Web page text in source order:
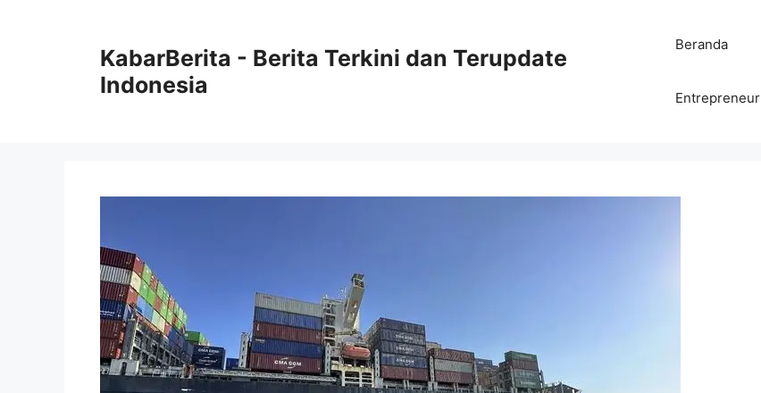
KabarBerita - Berita Terkini dan Terupdate
Indonesia
Beranda
Entrepreneur